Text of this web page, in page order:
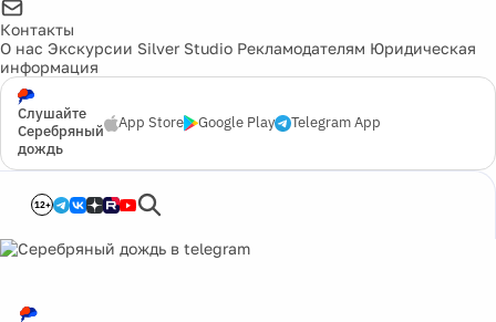
Контакты
О нас Экскурсии Silver Studio Рекламодателям Юридическая
информация
Слушайте
Серебряный
дождь
App Store Google Play Telegram App
12+